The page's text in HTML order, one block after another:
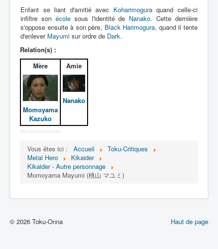
Artiste Asperger
Lexique
Jinzô ningen Kikaider (人造 人間
キカイダー) = Androïde Kikaider
Série
Personnages
Mechas
Lieux
Épisodes
Fanservice
Enfant se liant d'amitié avec Koharimoguraquand celle-ci
infiltre son écolesous l'identité de Nanako. Cette dernière
s'oppose ensuite à son père, Black Harimogura, quand il tente
d'enlever Mayumi sur ordre de Dark.
Relation(s) :
Mère
Momoyama
Kazuko
Amie
Nanako
More Joomla Extensions
Vous êtes ici : Accueil
Toku-Critiques
Metal Hero
Kikaider
Kikaider - Autre personnage
Momoyama Mayumi (桃山 マユミ)
Haut de page
© 2026 Toku-Onna